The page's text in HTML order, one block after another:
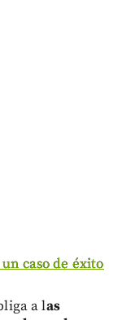
caso de éxito
a las